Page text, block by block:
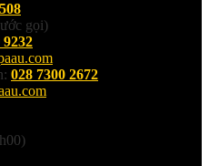
gọi)
9232
028 7300 2672